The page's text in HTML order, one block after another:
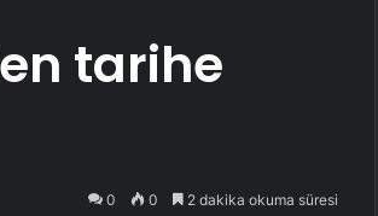
tarihe
0 0 2 dakika okuma süresi